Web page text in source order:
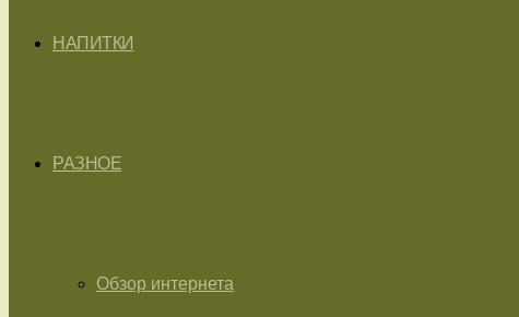
НАПИТКИ
РАЗНОЕ
Обзор интернета